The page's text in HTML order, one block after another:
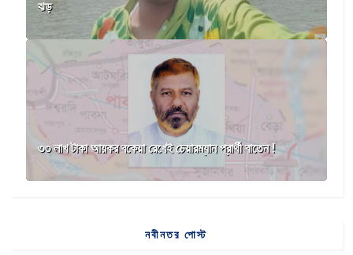
ঝড়
৩৩ লাখ টাকা আয়কর বকেয়া রেখেই চেয়ারম্যান প্রার্থী বাতেন !
নবীনতর পোস্ট